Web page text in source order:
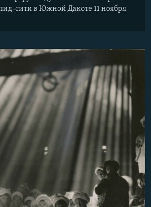
сити в Южной Дакоте 11 ноября